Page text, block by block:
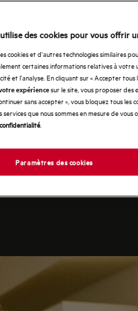
POULET
1 poulet à frire fermier*,
plus la salade
thym, coriandre,
des cookies pour vous offrir
cookies et d'autres technologies similaires
certaines informations relatives à votre
et l'analyse. En cliquant sur « Accepter
expériencesur le site, vous proposer des
sans accepter », vous bloquez tous
services que nous sommes en mesure de
Paramètres des cookies